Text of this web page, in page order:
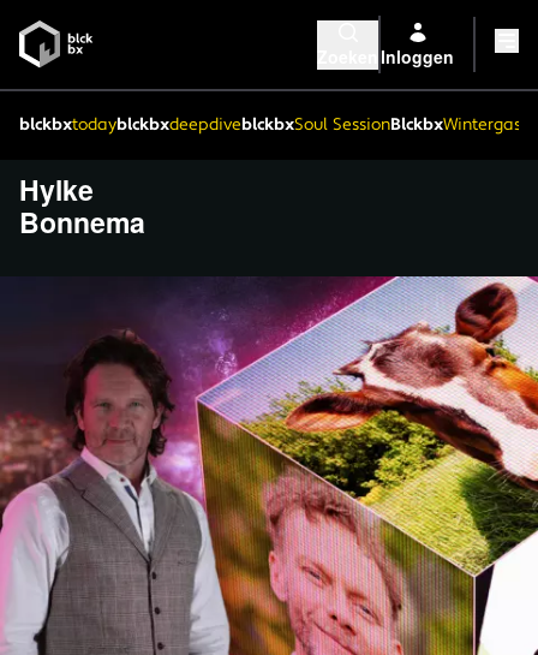
Inloggen
blckbxtodayblckbxdeepdiveblckbxSoul SessionBlckbx
Hylke
Bonnema